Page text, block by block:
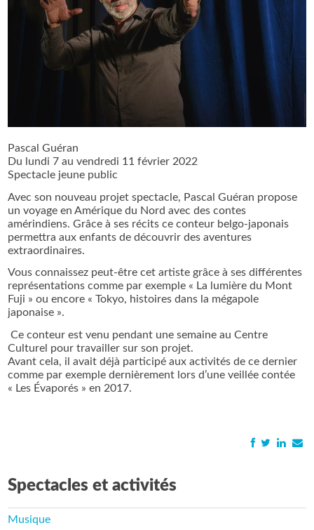
Pascal Guéran
Du lundi 7 au vendredi 11 février 2022
Spectacle jeune public
Avec son nouveau projet spectacle, Pascal Guéran propose
un voyage en Amérique du Nord avec des contes
amérindiens. Grâce à ses récits ce conteur belgo-japonais
permettra aux enfants de découvrir des aventures
extraordinaires.
Vous connaissez peut-être cet artiste grâce à ses différentes
représentations comme par exemple « La lumière du Mont
Fuji » ou encore « Tokyo, histoires dans la mégapole
japonaise ».
Ce conteur est venu pendant une semaine au Centre
Culturel pour travailler sur son projet.
Avant cela, il avait déjà participé aux activités de ce dernier
comme par exemple dernièrement lors d’une veillée contée
« Les Évaporés » en 2017.
Spectacles et activités
Musique